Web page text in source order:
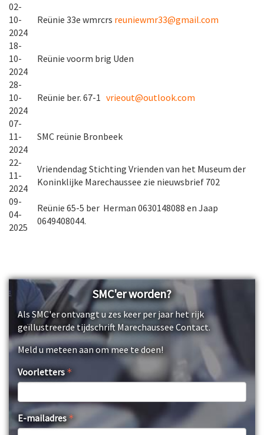
02-
10-
2024
Reünie 33e wmrcrs reuniewmr33@gmail.com
18-
10-
2024
Reünie voorm brig Uden
28-
10-
2024
Reünie ber. 67-1 vrieout@outlook.com
07-
11-
2024
SMC reünie Bronbeek
22-
11-
2024
Vriendendag Stichting Vrienden van het Museum der
Koninklijke Marechaussee zie nieuwsbrief 702
09-
04-
2025
Reünie 65-5 ber Herman 0630148088 en Jaap
0649408044.
SMC'er worden?
Als SMC'er ontvangt u zes keer per jaar het rijk
geïllustreerde tijdschrift Marechaussee Contact.
Meld u meteen aan om mee te doen!
Voorletters
E-mailadres